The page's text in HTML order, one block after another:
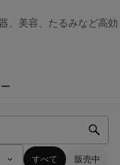
、美容、たるみなど高効
すべて 販売中